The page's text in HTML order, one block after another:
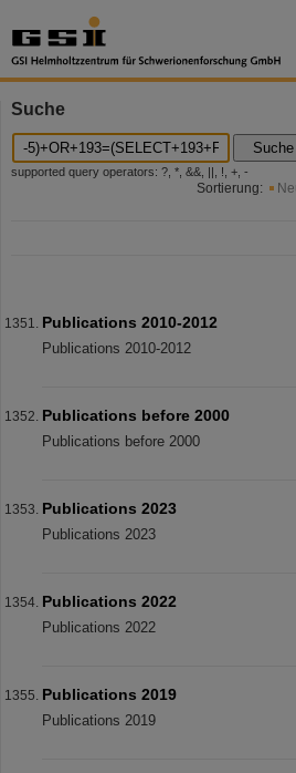
Suche
Suche
supported query operators: ?, *, &&, ||, !, +, -
Sortierung:
Publications 2010-2012
Publications 2010-2012
Publications before 2000
Publications before 2000
Publications 2023
Publications 2023
Publications 2022
Publications 2022
Publications 2019
Publications 2019